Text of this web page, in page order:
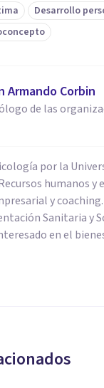
Desarrollo
Armando Corbin
de las
por la
humanos y
y
Sanitaria y
en el
sobre el